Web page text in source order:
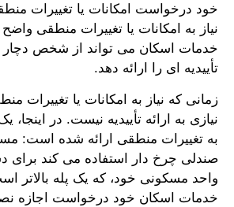
خود درخواست امکانات یا تغییرات
نیاز به امکانات یا تغییرات منطقی واضح
خدمات اسکان می تواند از شخص دچار
تأییدیه ای را ارائه دهد.
زمانی که نیاز به امکانات یا تغییرات
نیازی به ارائه تأییدیه نیست. در اینجا،
به تغییرات منطقی ارائه شده است:
صندلی چرخ دار استفاده می کند
واحد مسکونی خود، که یک پله بالاتر
خدمات اسکان خود درخواست اجازه